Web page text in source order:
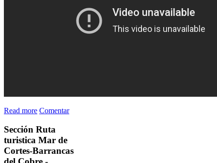
Read more Comentar
Sección Ruta
turistica Mar de
Cortes-Barrancas